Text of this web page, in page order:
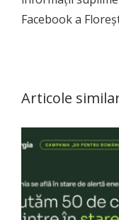
Facebook a
Articole